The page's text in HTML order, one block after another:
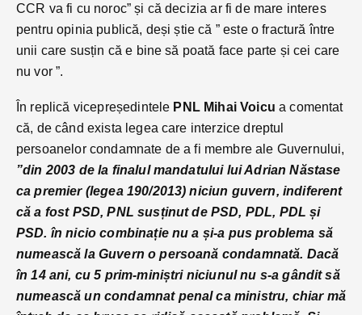
CCR va fi cu noroc” și că decizia ar fi de mare interes
pentru opinia publică, deși știe că ” este o fractură între
unii care susțin că e bine să poată face parte și cei care
nu vor ”.
În replică vicepreședintele PNL Mihai Voicu a comentat
că, de când exista legea care interzice dreptul
persoanelor condamnate de a fi membre ale Guvernului,
”din 2003 de la finalul mandatului lui Adrian Năstase
ca premier (legea 190/2013) niciun guvern, indiferent
că a fost PSD, PNL susținut de PSD, PDL, PDL și
PSD. în nicio combinație nu a și-a pus problema să
numească la Guvern o persoană condamnată. Dacă
în 14 ani, cu 5 prim-miniștri niciunul nu s-a gândit să
numească un condamnat penal ca ministru, chiar mă